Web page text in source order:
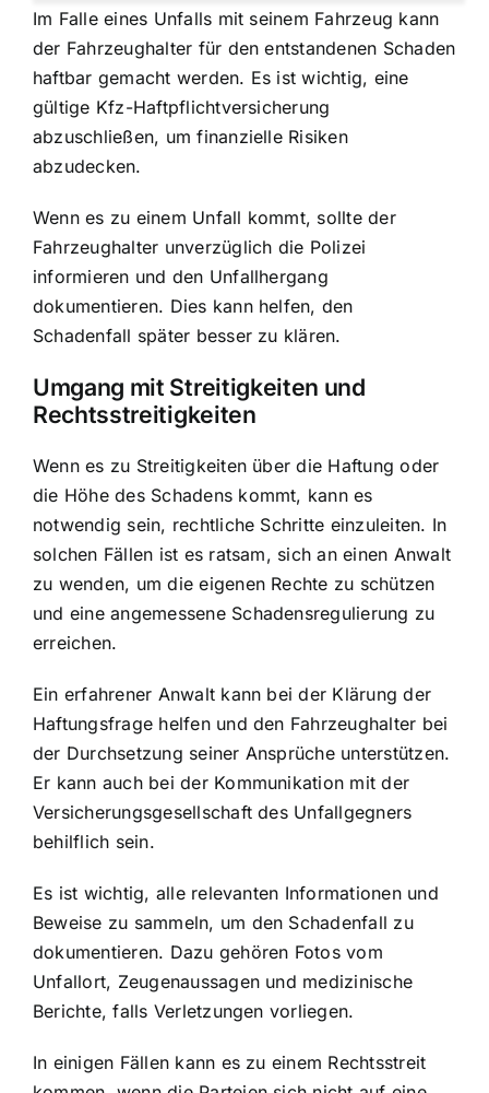
Im Falle eines Unfalls mit seinem Fahrzeug kann
der Fahrzeughalter für den entstandenen Schaden
haftbar gemacht werden. Es ist wichtig, eine
gültige Kfz-Haftpflichtversicherung
abzuschließen, um finanzielle Risiken
abzudecken.
Wenn es zu einem Unfall kommt, sollte der
Fahrzeughalter unverzüglich die Polizei
informieren und den Unfallhergang
dokumentieren. Dies kann helfen, den
Schadenfall später besser zu klären.
Umgang mit Streitigkeiten und
Rechtsstreitigkeiten
Wenn es zu Streitigkeiten über die Haftung oder
die Höhe des Schadens kommt, kann es
notwendig sein, rechtliche Schritte einzuleiten. In
solchen Fällen ist es ratsam, sich an einen Anwalt
zu wenden, um die eigenen Rechte zu schützen
und eine angemessene Schadensregulierung zu
erreichen.
Ein erfahrener Anwalt kann bei der Klärung der
Haftungsfrage helfen und den Fahrzeughalter bei
der Durchsetzung seiner Ansprüche unterstützen.
Er kann auch bei der Kommunikation mit der
Versicherungsgesellschaft des Unfallgegners
behilflich sein.
Es ist wichtig, alle relevanten Informationen und
Beweise zu sammeln, um den Schadenfall zu
dokumentieren. Dazu gehören Fotos vom
Unfallort, Zeugenaussagen und medizinische
Berichte, falls Verletzungen vorliegen.
In einigen Fällen kann es zu einem Rechtsstreit